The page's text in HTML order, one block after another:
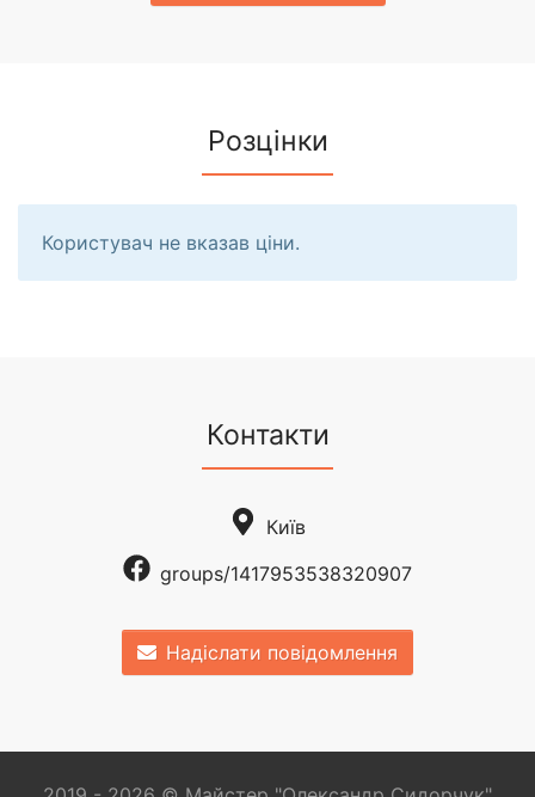
Розцінки
Користувач не вказав ціни.
Контакти
Київ
groups/1417953538320907
Надіслати повідомлення